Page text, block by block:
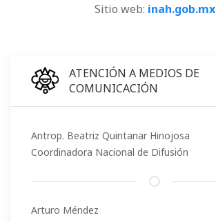
Sitio web: inah.gob.mx
ATENCIÓN A MEDIOS DE
COMUNICACIÓN
Antrop. Beatriz Quintanar Hinojosa
Coordinadora Nacional de Difusión
Arturo Méndez